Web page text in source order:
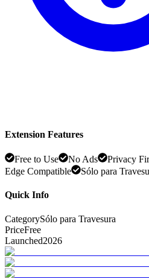
Extension Features
Free to Use No Ads Privacy
Edge Compatible
Sólo para
Quick Info
CategorySólo para Travesura
PriceFree
Launched2026